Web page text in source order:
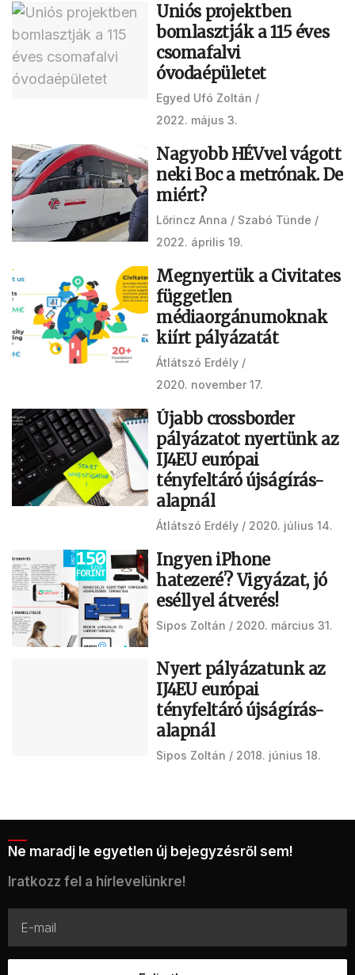
Uniós projektben
bomlasztják a 115 éves
csomafalvi
óvodaépületet
Egyed Ufó Zoltán
2022. május 3.
Nagyobb HÉVvel vágott
neki Boc a metrónak. De
miért?
Lőrincz Anna
Szabó Tünde
2022. április 19.
Megnyertük a Civitates
független
médiaorgánumoknak
kiírt pályázatát
Átlátszó Erdély
2020. november 17.
Újabb crossborder
pályázatot nyertünk az
IJ4EU európai
tényfeltáró újságírás-
alapnál
Átlátszó Erdély 2020. július 14.
Ingyen iPhone
hatezeréʼ? Vigyázat, jó
eséllyel átverés!
Sipos Zoltán 2020. március 31.
Nyert pályázatunk az
IJ4EU európai
tényfeltáró újságírás-
alapnál
Sipos Zoltán 2018. június 18.
Ne maradj le egyetlen új bejegyzésről sem!
Iratkozz fel a hírlevelünkre!